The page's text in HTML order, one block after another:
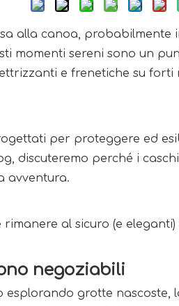
alla canoa,
momenti sereni sono un
e frenetiche su
per proteggere ed
discuteremo perché i
avventura.
al sicuro (e
negoziabili
esplorando grotte